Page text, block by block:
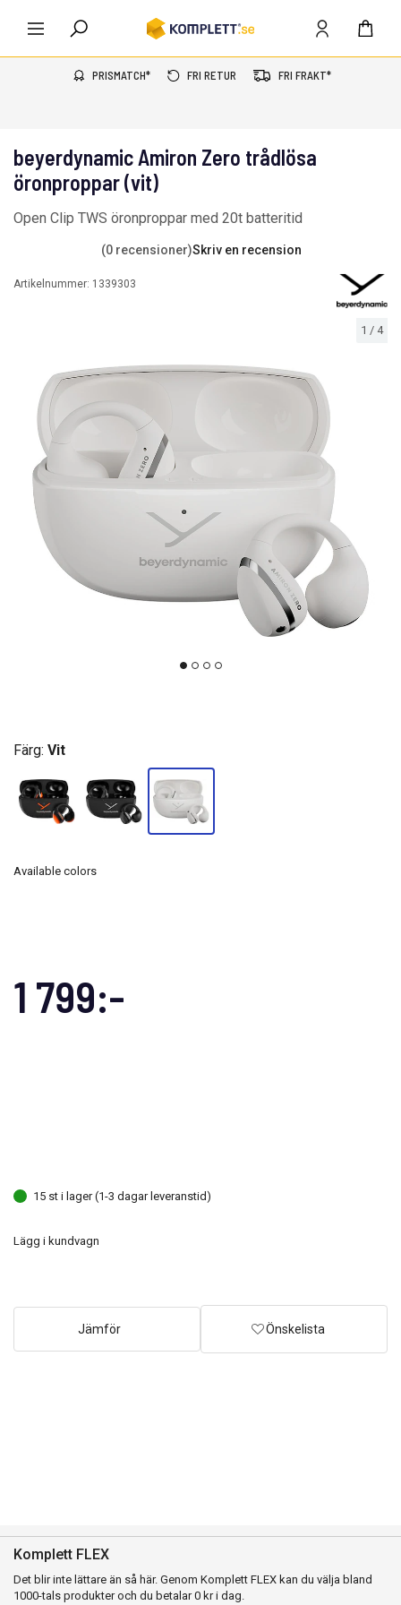
PRISMATCH* FRI RETUR FRI FRAKT*
1 / 4
beyerdynamic Amiron Zero trådlösa
öronproppar (vit)
Open Clip TWS öronproppar med 20t batteritid
(0 recensioner)Skriv en recension
Artikelnummer: 1339303
1 799:-
Färg: Vit
Available colors
15 st i lager (1-3 dagar leveranstid)
Lägg i kundvagn
Jämför Önskelista
Komplett FLEX
Det blir inte lättare än så här. Genom Komplett FLEX kan du välja bland
1000-tals produkter och du betalar 0 kr i dag.